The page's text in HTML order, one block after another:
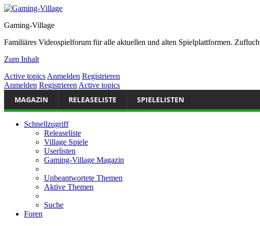
Gaming-Village
Familiäres Videospielforum für alle aktuellen und alten Spielplattformen.
Zum Inhalt
Active topics Anmelden Registrieren
Anmelden Registrieren Active topics
MAGAZIN RELEASELISTE SPIELELISTEN
Schnellzugriff
Releaseliste
Village Spiele
Userlisten
Gaming-Village Magazin
Unbeantwortete Themen
Aktive Themen
Suche
Foren